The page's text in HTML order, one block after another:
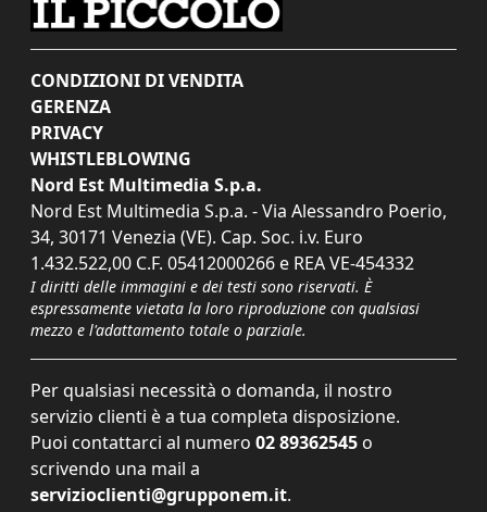
CONDIZIONI DI VENDITA
GERENZA
PRIVACY
WHISTLEBLOWING
Nord Est Multimedia S.p.a.
Nord Est Multimedia S.p.a. - Via Alessandro Poerio,
34, 30171 Venezia (VE). Cap. Soc. i.v. Euro
1.432.522,00 C.F. 05412000266 e REA VE-454332
I diritti delle immagini e dei testi sono riservati. È
espressamente vietata la loro riproduzione con qualsiasi
mezzo e l'adattamento totale o parziale.
Per qualsiasi necessità o domanda, il nostro
servizio clienti è a tua completa disposizione.
Puoi contattarci al numero 02 89362545 o
scrivendo una mail a
servizioclienti@grupponem.it.